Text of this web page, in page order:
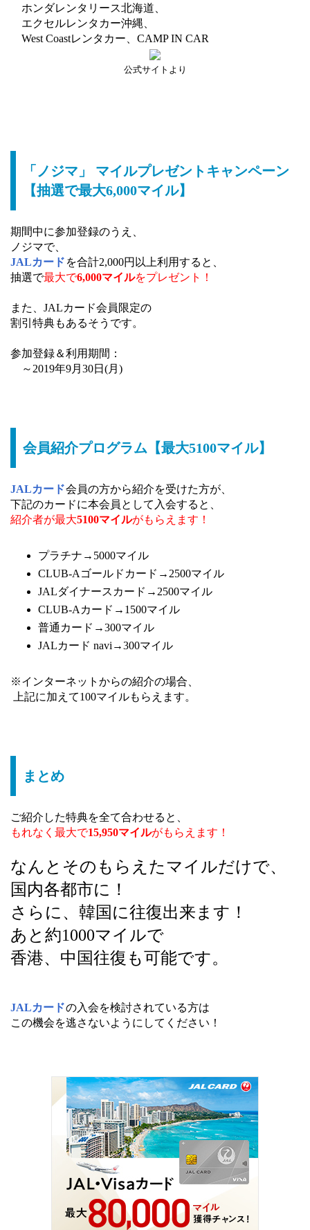
ホンダレンタリース北海道、
エクセルレンタカー沖縄、
West Coastレンタカー、CAMP IN CAR
公式サイトより
「ノジマ」 マイルプレゼントキャンペーン
【抽選で最大6,000マイル】
期間中に参加登録のうえ、
ノジマで、
JALカード を合計2,000円以上利用すると、
抽選で最大で6,000マイルをプレゼント！
また、JALカード会員限定の
割引特典もあるそうです。
参加登録＆利用期間：
～2019年9月30日(月)
会員紹介プログラム【最大5100マイル】
JALカード会員の方から紹介を受けた方が、
下記のカードに本会員として入会すると、
紹介者が最大5100マイルがもらえます！
プラチナ→5000マイル
CLUB-Aゴールドカード→2500マイル
JALダイナースカード→2500マイル
CLUB-Aカード→1500マイル
普通カード→300マイル
JALカード navi→300マイル
※インターネットからの紹介の場合、
上記に加えて100マイルもらえます。
まとめ
ご紹介した特典を全て合わせると、
もれなく最大で15,950マイルがもらえます！
なんとそのもらえたマイルだけで、
国内各都市に！
さらに、 韓国 に往復出来ます！
あと約1000マイルで
香港、中国往復も可能です。
JALカードの入会を検討されている方は
この機会を逃さないようにしてください！